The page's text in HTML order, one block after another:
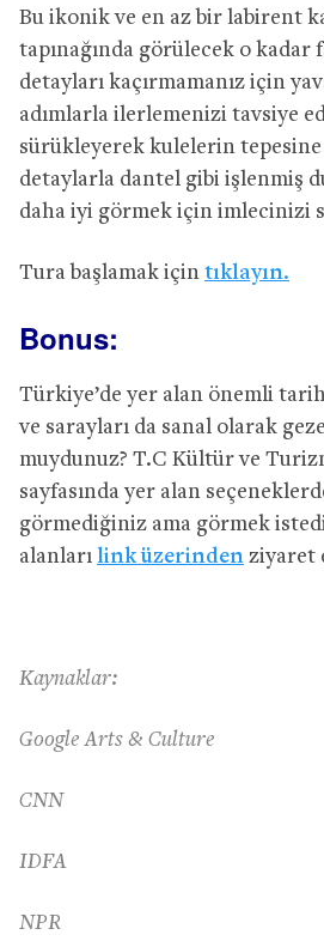
Bu ikonik ve en az bir labirent
tapınağında görülecek o kadar
detayları kaçırmamanız için
adımlarla ilerlemenizi tavsiye
sürükleyerek kulelerin tepesine
detaylarla dantel gibi işlenmiş
daha iyi görmek için imlecinizi
Tura başlamak için tıklayın.
Bonus:
Türkiye’de yer alan önemli
ve sarayları da sanal olarak
muydunuz? T.C Kültür ve
sayfasında yer alan
görmediğiniz ama görmek
alanları link üzerinden ziyaret
Kaynaklar:
Google Arts & Culture
CNN
IDFA
NPR